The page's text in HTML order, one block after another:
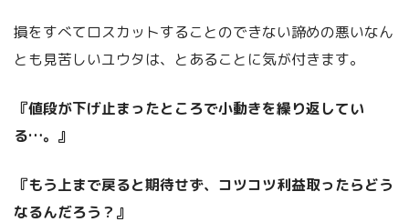
損をすべてロスカットすることのできない諦めの悪いなん
とも見苦しいユウタは、とあることに気が付きます。
『値段が下げ止まったところで小動きを繰り返してい
る…。』
『もう上まで戻ると期待せず、コツコツ利益取ったらどう
なるんだろう？』